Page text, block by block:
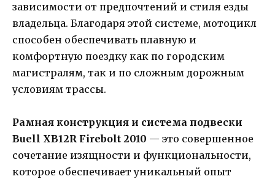
зависимости от предпочтений и стиля езды
владельца. Благодаря этой системе, мотоцикл
способен обеспечивать плавную и
комфортную поездку как по городским
магистралям, так и по сложным дорожным
условиям трассы.
Рамная конструкция и система подвески
Buell XB12R Firebolt 2010 — это совершенное
сочетание изящности и функциональности,
которое обеспечивает уникальный опыт